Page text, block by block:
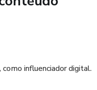
influenciador digital.